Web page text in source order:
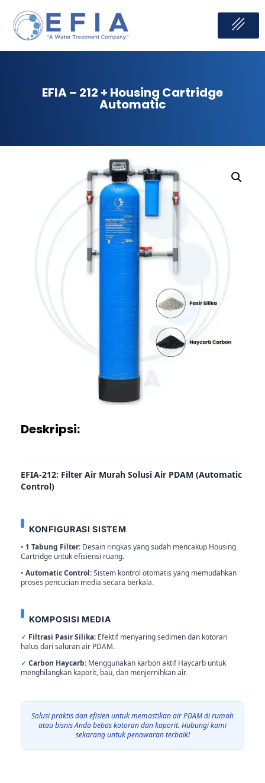
Skip
EFIA – 212 + Housing Cartridge
Automatic
Deskripsi:
EFIA-212: Filter Air Murah Solusi Air PDAM (Automatic
Control)
KONFIGURASI SISTEM
• 1 Tabung Filter: Desain ringkas yang sudah mencakup Housing
Cartridge untuk efisiensi ruang.
• Automatic Control:Sistem kontrol otomatis yang memudahkan
proses pencucian media secara berkala.
KOMPOSISI MEDIA
✓ Filtrasi Pasir Silika: Efektif menyaring sedimen dan kotoran
halus dari saluran air PDAM.
✓ Carbon Haycarb: Menggunakan karbon aktif Haycarb untuk
menghilangkan kaporit, bau, dan menjernihkan air.
Solusi praktis dan efisien untuk memastikan air PDAM di rumah
atau bisnis Anda bebas kotoran dan kaporit. Hubungi kami
sekarang untuk penawaran terbaik!